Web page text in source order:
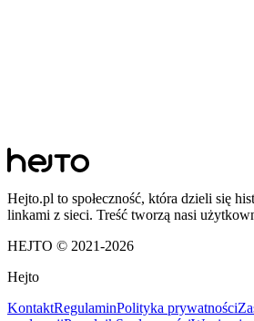
Hejto.pl to społeczność, która dzieli się
linkami z sieci. Treść tworzą nasi
HEJTO © 2021-2026
Hejto
KontaktRegulaminPolityka prywatności